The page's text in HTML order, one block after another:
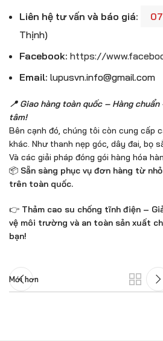
Liên hệ tư vấn và báo giá:
Thịnh)
Facebook: https://
Email: lupusvn.info@gmail.com
📍 Giao hàng toàn quốc – Hàng
tâm!
Bên cạnh đó, chúng tôi còn cung cấp
khác. Như thanh nẹp góc, dây đai, bọ
Và các giải pháp đóng gói hàng hóa
📦 Sẵn sàng phục vụ đơn hàng từ
trên toàn quốc.
👉 Thảm cao su chống tĩnh điện –
vệ môi trường và an toàn sản xuất
bạn!
Mới hơn